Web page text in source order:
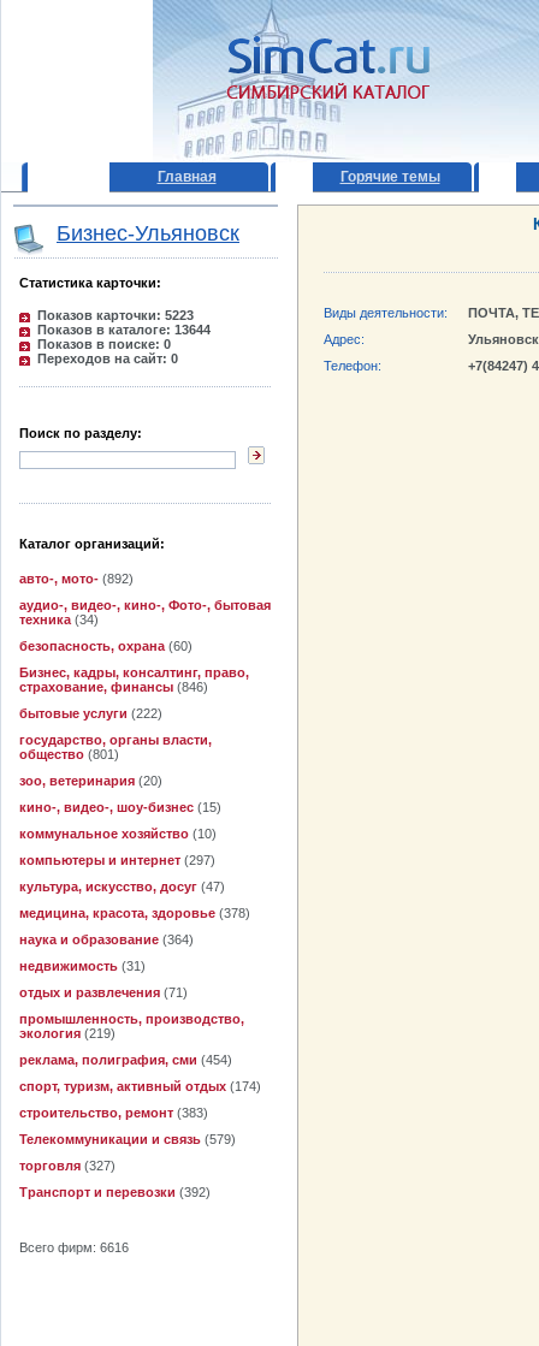
Главная Горячие темы
Бизнес-Ульяновск
Статистика карточки:
Показов карточки: 5223
Показов в каталоге: 13644
Показов в поиске: 0
Переходов на сайт: 0
Поиск по разделу:
Каталог организаций:
авто-, мото- (892)
аудио-, видео-, кино-, Фото-, бытовая
техника (34)
безопасность, охрана (60)
Бизнес, кадры, консалтинг, право,
страхование, финансы (846)
бытовые услуги (222)
государство, органы власти,
общество (801)
зоо, ветеринария (20)
кино-, видео-, шоу-бизнес (15)
коммунальное хозяйство (10)
компьютеры и интернет (297)
культура, искусство, досуг (47)
медицина, красота, здоровье (378)
наука и образование (364)
недвижимость (31)
отдых и развлечения (71)
промышленность, производство,
экология (219)
реклама, полиграфия, сми (454)
спорт, туризм, активный отдых (174)
строительство, ремонт (383)
Телекоммуникации и связь (579)
торговля (327)
Транспорт и перевозки (392)
Всего фирм: 6616
Виды деятельности:
ПОЧТА,
Адрес:
Телефон:
+7(84247)